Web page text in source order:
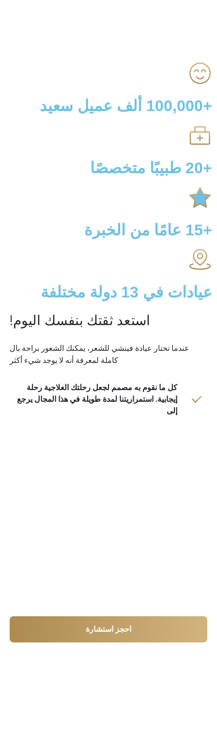
ألف عميل سعيد
متخصصًا
من الخبرة
في13دولة مختلفة
استعد ثقتك بنفسك اليوم!
تختار عيادة فينشي للشعر، يمكنك الشعور براحة بال
كاملة لمعرفة أنه لا يوجد شيء أكثر
كل ما نقوم به مصمم لجعل رحلتك العلاجية رحلة
إيجابية. استمراريتنا لمدة طويلة في هذا المجال يرجع
احجز استشارة